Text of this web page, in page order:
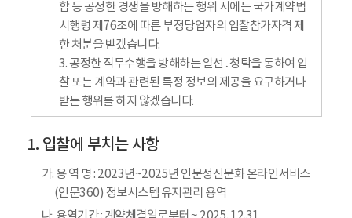
합 등 공정한 경쟁을 방해하는 행위 시에는 국가계약법
시행령 제76조에 따른 부정당업자의 입찰참가자격 제
한 처분을 받겠습니다.
3. 공정한 직무수행을 방해하는 알선․청탁을 통하여 입
찰 또는 계약과 관련된 특정 정보의 제공을 요구하거나
받는 행위를 하지 않겠습니다.
입찰에 부치는 사항
가. 용 역 명 : 2023년~2025년 인문정신문화 온라인서비스
(인문360) 정보시스템 유지관리 용역